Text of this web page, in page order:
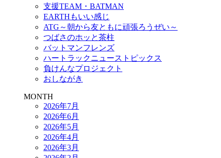
支援TEAM・BATMAN
EARTHもいい感じ
ATG～朝から友ともに頑張ろうぜい～
つばさのホッと茶柱
バットマンフレンズ
ハートラックニューストピックス
負けんなプロジェクト
おしながき
MONTH
2026年7月
2026年6月
2026年5月
2026年4月
2026年3月